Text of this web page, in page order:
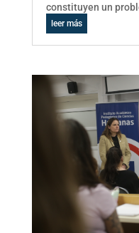
constituyen un
leer más